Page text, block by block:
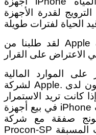
لقدرة الأجهزة
لقد طلبنا من Apple التعليق. يمكن للشركة استئناف
الموارد المالية
لشركة Apple. ومع ذلك ، قد لا يكون لدى Apple الكثير
كانت تريد الاستمرار
في بيع أجهزة iPhone في البرازيل. كما رضخت شركات
صفقة مع شركة
Procon-SP لتجميع شاحن “هدية” مع الطلبات المسبقة